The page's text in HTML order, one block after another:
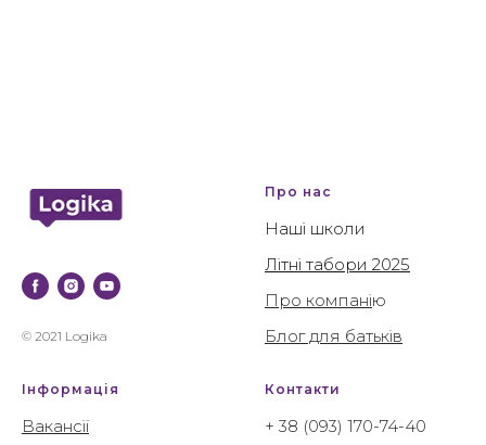
© 2021 Logika
Про нас
Наші школи
Літні табори 2025
Про компанію
Блог для батьків
Інформація
Вакансії
Контакти
+ 38 (093) 170-74-40